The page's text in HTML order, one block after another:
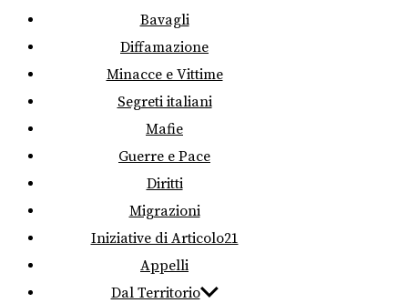
Bavagli
Diffamazione
Minacce e Vittime
Segreti italiani
Mafie
Guerre e Pace
Diritti
Migrazioni
Iniziative di Articolo21
Appelli
Dal Territorio